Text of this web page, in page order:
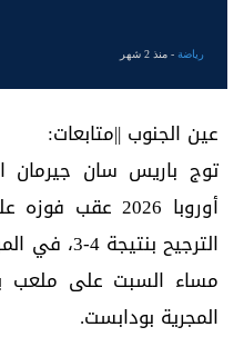
رياضة- منذ 2 شهر
عين الجنوب ||متابعات:
توج باريس سان جيرمان
أوروبا 2026 عقب
الترجيح
مساء السبت على ملعب
المجرية بودابست.